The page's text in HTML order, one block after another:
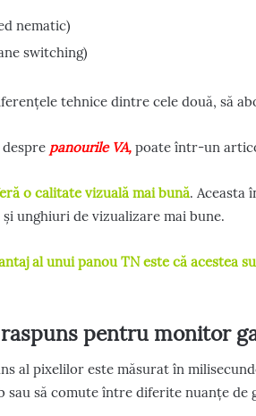
nematic)
switching)
tehnice dintre cele două, să
panourile VA,poate într-un
o calitate vizuală mai bună. Aceasta
unghiuri de vizualizare mai bune.
al unui panou TN este că acestea
pentru monitor
al pixelilor este măsurat în
sau să comute între diferite nuanțe de